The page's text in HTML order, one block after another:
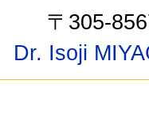
〒305-
Dr. Isoji